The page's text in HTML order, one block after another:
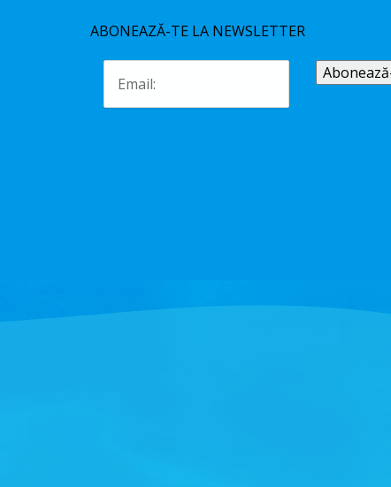
ABONEAZĂ-TE LA NEWSLETTER